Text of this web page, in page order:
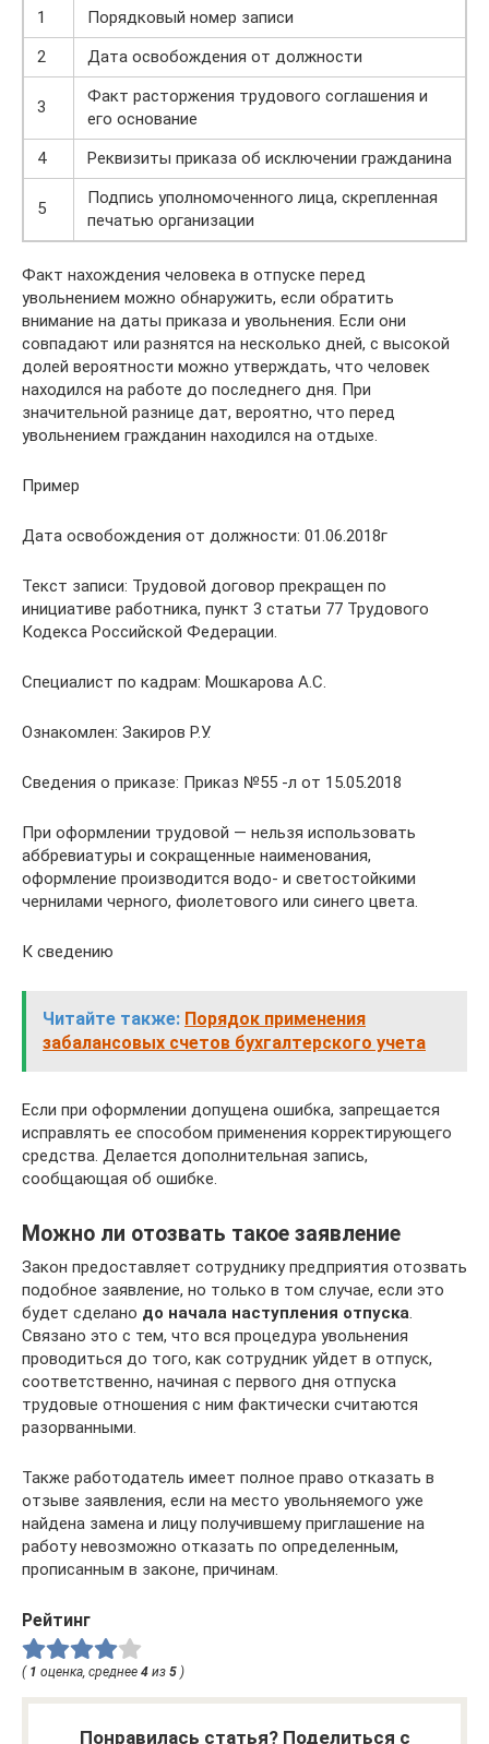
1
Порядковый номер записи
2
Дата освобождения от должности
3
Факт расторжения трудового соглашения и
его основание
4
Реквизиты приказа об исключении гражданина
5
Подпись уполномоченного лица, скрепленная
печатью организации
Факт нахождения человека в отпуске перед
увольнением можно обнаружить, если обратить
внимание на даты приказа и увольнения. Если они
совпадают или разнятся на несколько дней, с высокой
долей вероятности можно утверждать, что человек
находился на работе до последнего дня. При
значительной разнице дат, вероятно, что перед
увольнением гражданин находился на отдыхе.
Пример
Дата освобождения от должности: 01.06.2018г
Текст записи: Трудовой договор прекращен по
инициативе работника, пункт 3 статьи 77 Трудового
Кодекса Российской Федерации.
Специалист по кадрам: Мошкарова А.С.
Ознакомлен: Закиров Р.У.
Сведения о приказе: Приказ №55 -л от 15.05.2018
При оформлении трудовой — нельзя использовать
аббревиатуры и сокращенные наименования,
оформление производится водо- и светостойкими
чернилами черного, фиолетового или синего цвета.
К сведению
Читайте также: Порядок применения
забалансовых счетов бухгалтерского учета
Если при оформлении допущена ошибка, запрещается
исправлять ее способом применения корректирующего
средства. Делается дополнительная запись,
сообщающая об ошибке.
Можно ли отозвать такое заявление
Закон предоставляет сотруднику предприятия отозвать
подобное заявление, но только в том случае, если это
будет сделано до начала наступления отпуска.
Связано это с тем, что вся процедура увольнения
проводиться до того, как сотрудник уйдет в отпуск,
соответственно, начиная с первого дня отпуска
трудовые отношения с ним фактически считаются
разорванными.
Также работодатель имеет полное право отказать в
отзыве заявления, если на место увольняемого уже
найдена замена и лицу получившему приглашение на
работу невозможно отказать по определенным,
прописанным в законе, причинам.
Рейтинг
( 1 оценка, среднее 4 из 5 )
Понравилась статья? Поделиться с